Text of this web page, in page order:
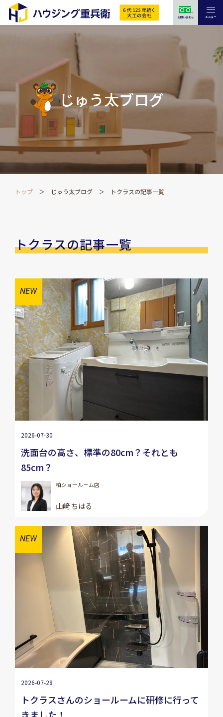
お問い合わせ メニュー
じゅう太ブログ
トップ じゅう太ブログ トクラスの記事一覧
トクラスの記事一覧
2026-07-30
洗面台の高さ、標準の80cm？それとも
85cm？
柏ショールーム店
山﨑 ちはる
2026-07-28
トクラスさんのショールームに研修に行って
きました！